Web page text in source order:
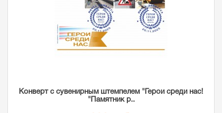
Конверт с сувенирным штемпелем "Герои среди нас!
"Памятник р..